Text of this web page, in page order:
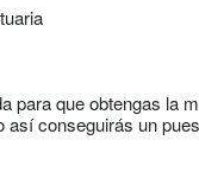
para que obtengas la
conseguirás un